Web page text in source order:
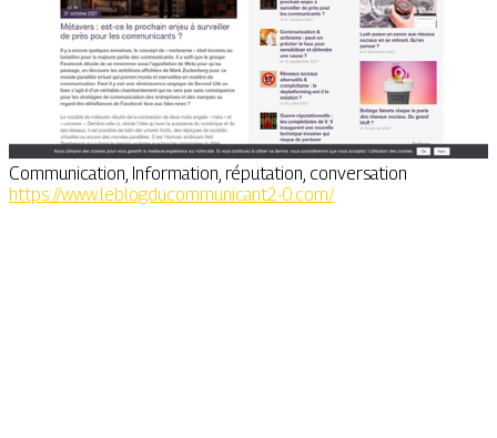
Communication, Information, réputation, conversation
https://www.leblogducommunicant2-0.com/